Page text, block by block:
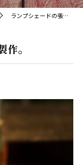
ランプシェードの張替え、製作。
。